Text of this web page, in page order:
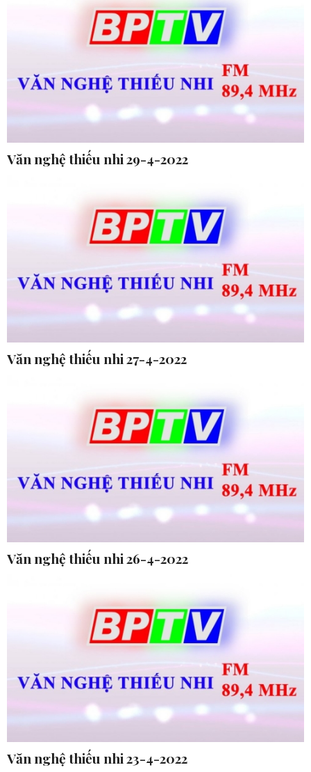
Văn nghệ thiếu nhi 29-4-2022
Văn nghệ thiếu nhi 27-4-2022
Văn nghệ thiếu nhi 26-4-2022
Văn nghệ thiếu nhi 23-4-2022